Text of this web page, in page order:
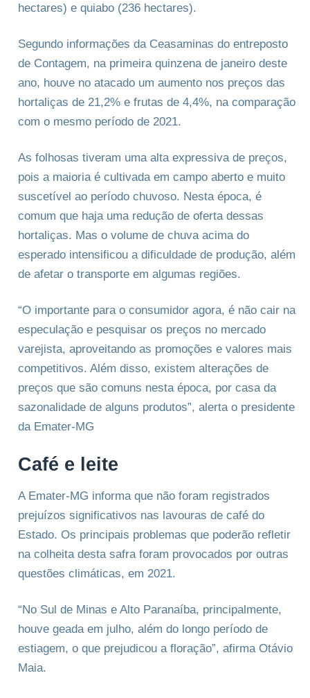
hectares) e quiabo (236 hectares).
Segundo informações da Ceasaminas do entreposto
de Contagem, na primeira quinzena de janeiro deste
ano, houve no atacado um aumento nos preços das
hortaliças de 21,2% e frutas de 4,4%, na comparação
com o mesmo período de 2021.
As folhosas tiveram uma alta expressiva de preços,
pois a maioria é cultivada em campo aberto e muito
suscetível ao período chuvoso. Nesta época, é
comum que haja uma redução de oferta dessas
hortaliças. Mas o volume de chuva acima do
esperado intensificou a dificuldade de produção, além
de afetar o transporte em algumas regiões.
“O importante para o consumidor agora, é não cair na
especulação e pesquisar os preços no mercado
varejista, aproveitando as promoções e valores mais
competitivos. Além disso, existem alterações de
preços que são comuns nesta época, por casa da
sazonalidade de alguns produtos”, alerta o presidente
da Emater-MG
Café e leite
A Emater-MG informa que não foram registrados
prejuízos significativos nas lavouras de café do
Estado. Os principais problemas que poderão refletir
na colheita desta safra foram provocados por outras
questões climáticas, em 2021.
“No Sul de Minas e Alto Paranaíba, principalmente,
houve geada em julho, além do longo período de
estiagem, o que prejudicou a floração”, afirma Otávio
Maia.